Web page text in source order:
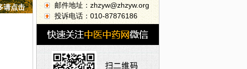
请点击
邮件地址：zhzyw@zhzyw.org
投诉电话：010-87876186